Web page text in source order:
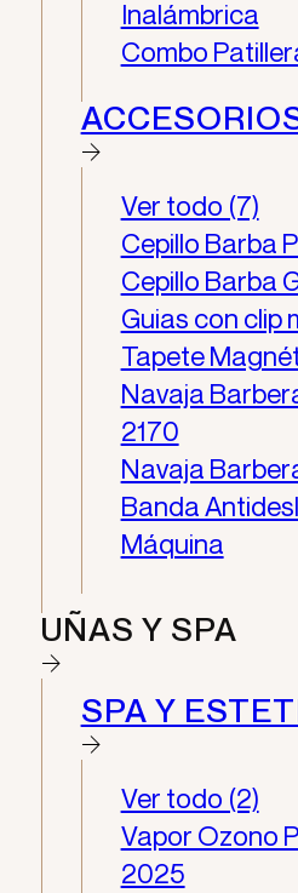
Inalámbrica
Combo
Ver todo (7)
Cepillo Barba
Cepillo Barba
Guias con clip
Tapete
Navaja
2170
Navaja
Banda
Máquina
UÑAS Y SPA
SPA Y
Ver todo (2)
Vapor Ozono
2025